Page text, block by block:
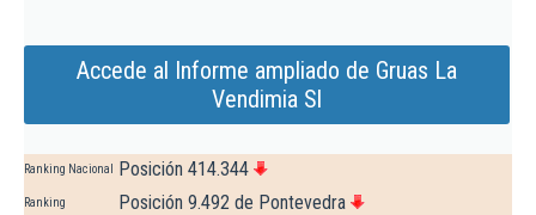
Accede al Informe ampliado de Gruas La
Vendimia Sl
Ranking Nacional Posición 414.344
Ranking
Posición 9.492 de Pontevedra